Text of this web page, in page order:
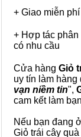
+ Giao miễn
+ Hợp tác
có nhu cầu
Cửa hàng Giỏ
uy tín làm
vạn niềm tin",
cam kết làm
Nếu bạn đang ở
Giỏ trái cây